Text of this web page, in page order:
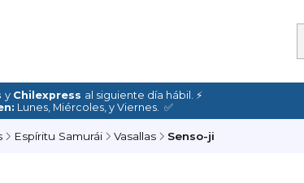
y Chilexpress al siguiente día hábil. ⚡
Lunes, Miércoles, y Viernes. ✅
Espíritu Samurái Vasallas Senso-ji